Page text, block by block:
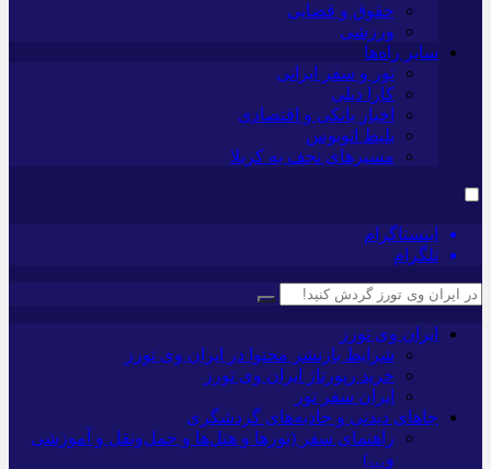
حقوق و قضایی
ورزشی
سایر راه‌ها
تور و سفر ایرانی
کارا دیلی
اخبار بانکی و اقتصادی
بلیط اتوبوس
مسیرهای نجف به کربلا
اینستاگرام
تلگرام
ایران وی تورز
شرایط بازنشر محتوا در ایران وی تورز
خرید رپورتاژ ایران وی تورز
ایران سفر تور
جاهای دیدنی و جاذبه‌های گردشگری
راهنمای سفر (تورها و هتل‌ها و حمل‌و‌نقل و آموزشی
و…)